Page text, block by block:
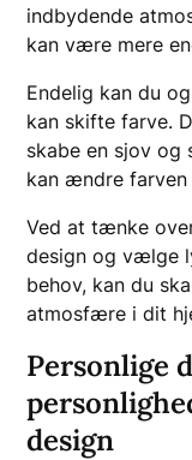
indbydende
kan være mere
Endelig kan du
kan skifte farve.
skabe en sjov og
kan ændre
Ved at tænke
design og vælge
behov, kan du
atmosfære i dit
Personlige
design